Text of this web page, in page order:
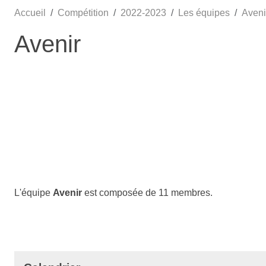
Accueil Compétition 2022-2023 Les équipes
Avenir
L'équipe Avenir est composée de 11 membres.